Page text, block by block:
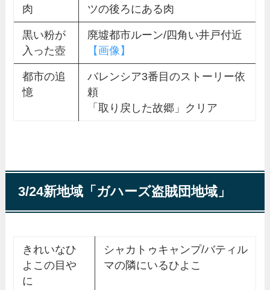
肉
ツの後ろにある肉
黒い粉が
入った壺
廃墟都市ルーン/四角い井戸付近
【画像】
都市の追
憶
バレンシア3番目のストーリー依
頼
「取り戻した故郷」クリア
3/24新地域「ガハーズ盗賊団地域」
きれいなひ
よこの目や
に
シャカトゥキャンプ/バティル
マの隣にいるひよこ